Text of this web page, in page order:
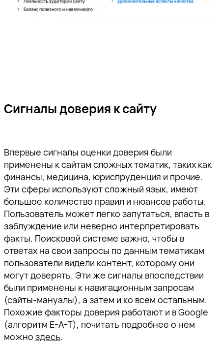
Сигналы доверия к сайту
Впервые сигналы оценки доверия были
применены к сайтам сложных тематик, таких как
финансы, медицина, юриспруденция и прочие.
Эти сферы используют сложный язык, имеют
большое количество правил и нюансов работы.
Пользователь может легко запутаться, впасть в
заблуждение или неверно интерпретировать
факты. Поисковой системе важно, чтобы в
ответах на свои запросы по данным тематикам
пользователи видели контент, которому они
могут доверять. Эти же сигналы впоследствии
были применены к навигационным запросам
(сайты-мануалы), а затем и ко всем остальным.
Похожие факторы доверия работают и в Google
(алгоритм E-A-T), почитать подробнее о нем
можно здесь.